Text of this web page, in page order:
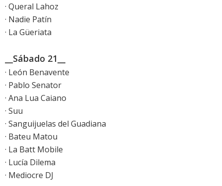
· Queral Lahoz
· Nadie Patín
· La Güeriata
__Sábado 21__
· León Benavente
· Pablo Senator
· Ana Lua Caiano
· Suu
· Sanguijuelas del Guadiana
· Bateu Matou
· La Batt Mobile
· Lucía Dilema
· Mediocre DJ